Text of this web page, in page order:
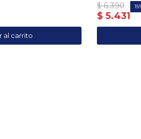
$ 5.431
$ 6.390 15